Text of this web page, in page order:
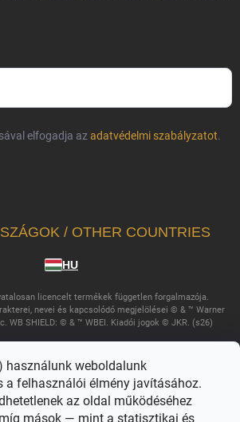
használunk weboldalunk
a felhasználói élmény javításához.
az oldal működéséhez
mások — mint a statisztikai és
elfogadja azadatvédelmi szabályzatot.
/ OTHER COUNTRIES
HU
licencelt termékek független forgalmazója.
nevei és kapcsolódó megjelölései © & ™ Warner
WB SHIELD: © & ™ WBEI. Kiadói jogok © JKR. (s26)